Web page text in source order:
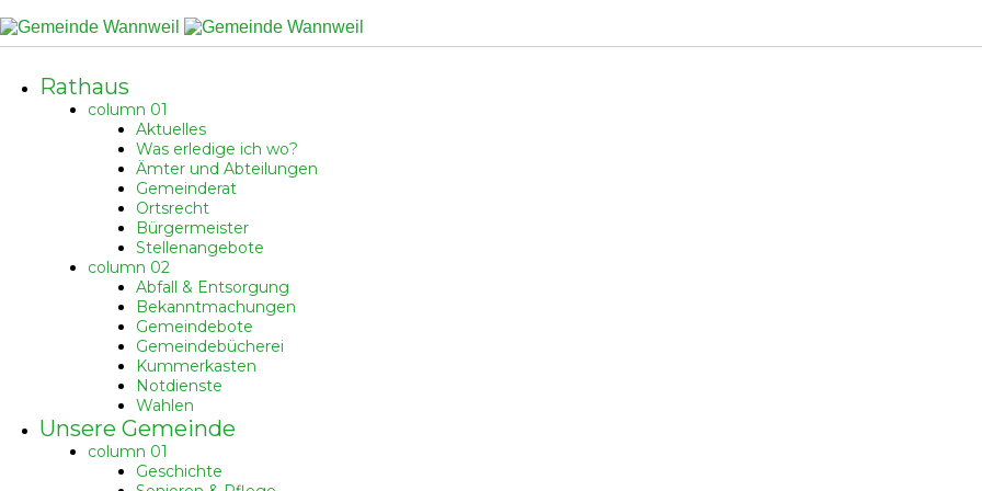
to
content
Rathaus
column 01
Aktuelles
Was erledige ich wo?
Ämter und Abteilungen
Gemeinderat
Ortsrecht
Bürgermeister
Stellenangebote
column 02
Abfall & Entsorgung
Bekanntmachungen
Gemeindebote
Gemeindebücherei
Kummerkasten
Notdienste
Wahlen
Unsere Gemeinde
column 01
Geschichte